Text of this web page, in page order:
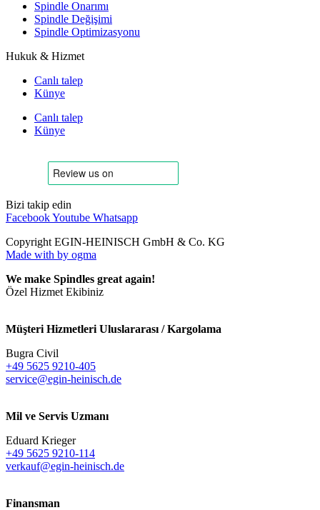
Spindle Onarımı
Spindle Değişimi
Spindle Optimizasyonu
Hukuk & Hizmet
Canlı talep
Künye
Canlı talep
Künye
Bizi takip edin
FacebookYoutube Whatsapp
Copyright EGIN-HEINISCH GmbH & Co. KG
Made with by ogma
We make Spindles great again!
Özel Hizmet Ekibiniz
Müşteri Hizmetleri Uluslararası / Kargolama
Bugra Civil
+49 5625 9210-405
service@egin-heinisch.de
Mil ve Servis Uzmanı
Eduard Krieger
+49 5625 9210-114
verkauf@egin-heinisch.de
Finansman